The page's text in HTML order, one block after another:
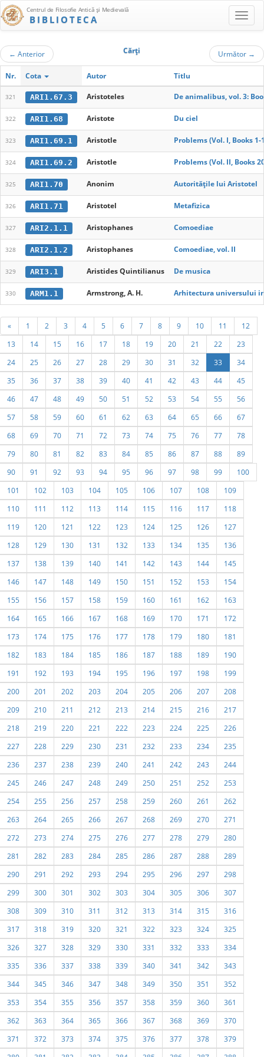
Centrul de Filosofie Antică şi Medievală
BIBLIOTECA
← Anterior Cărţi Următor →
Nr. Cota Autor Titlu
321 ARI1.67.3 Aristoteles De animalibus, vol. 3:
322 ARI1.68 Aristote Du ciel
323 ARI1.69.1 Aristotle Problems (Vol. I, Books 1-
324 ARI1.69.2 Aristotle Problems (Vol. II, Books
325 ARI1.70 Anonim Autoritățile lui Aristotel
326 ARI1.71 Aristotel Metafizica
327 ARI2.1.1 Aristophanes Comoediae
328 ARI2.1.2 Aristophanes Comoediae, vol. II
329 ARI3.1 Aristides Quintilianus De musica
330 ARM1.1 Armstrong, A. H. Arhitectura universului
« 1 2 3 4 5 6 7 8 9 10 11
12
13
14 15 16 17 18 19 20 21 22
23
24
25 26 27 28 29 30 31 32 33
34
35
36 37 38 39 40 41 42 43 44
45
46
47 48 49 50 51 52 53 54 55
56
57
58 59 60 61 62 63 64 65 66
67
68
69 70 71 72 73 74 75 76 77
78
79
80 81 82 83 84 85 86 87 88
89
90
91 92 93 94 95 96 97 98 99
100
101
102 103 104 105 106 107 108
109
110
111 112 113 114 115 116 117
118
119
120 121 122 123 124 125 126
127
128
129 130 131 132 133 134 135
136
137
138 139 140 141 142 143 144
145
146
147 148 149 150 151 152 153
154
155
156 157 158 159 160 161 162
163
164
165 166 167 168 169 170 171
172
173
174 175 176 177 178 179 180
181
182
183 184 185 186 187 188 189
190
191
192 193 194 195 196 197 198
199
200
201 202 203 204 205 206 207
208
209
210 211 212 213 214 215 216
217
218
219 220 221 222 223 224 225
226
227
228 229 230 231 232 233 234
235
236
237 238 239 240 241 242 243
244
245
246 247 248 249 250 251 252
253
254
255 256 257 258 259 260 261
262
263
264 265 266 267 268 269 270
271
272
273 274 275 276 277 278 279
280
281
282 283 284 285 286 287 288
289
290
291 292 293 294 295 296 297
298
299
300 301 302 303 304 305 306
307
308
309 310 311 312 313 314 315
316
317
318 319 320 321 322 323 324
325
326
327 328 329 330 331 332 333
334
335
336 337 338 339 340 341 342
343
344
345 346 347 348 349 350 351
352
353
354 355 356 357 358 359 360
361
362
363 364 365 366 367 368 369
370
371
372 373 374 375 376 377 378
379